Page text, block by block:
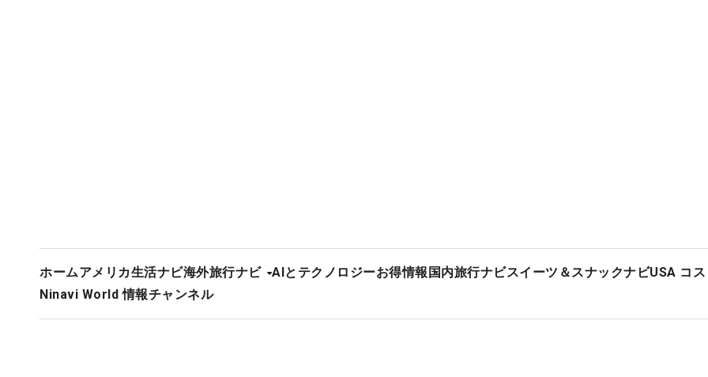
ホームアメリカ生活ナビ海外旅行ナビ AIとテクノロジーお得情報 国内旅行ナビスイーツ＆スナックナビUSA コ
Ninavi World 情報チャンネル